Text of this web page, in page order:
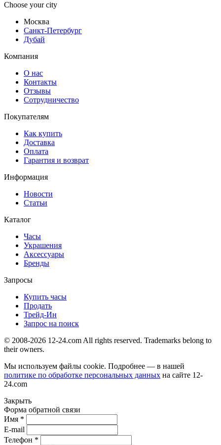
Choose your city
Москва
Санкт-Петербург
Дубай
Компания
О нас
Контакты
Отзывы
Сотрудничество
Покупателям
Как купить
Доставка
Оплата
Гарантия и возврат
Информация
Новости
Статьи
Каталог
Часы
Украшения
Аксессуары
Бренды
Запросы
Купить часы
Продать
Трейд-Ин
Запрос на поиск
© 2008-2026 12-24.com All rights reserved. Trademarks belong to
their owners.
Мы используем файлы cookie. Подробнее — в нашей
политике по обработке персональных данных на сайте 12-
24.com
Закрыть
Форма обратной связи
Имя *
E-mail
Телефон *